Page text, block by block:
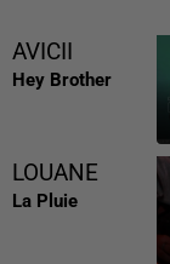
AVICII
Hey Brother
LOUANE
La Pluie